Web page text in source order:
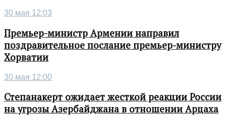
30 мая 12:03
Премьер-министр Армении направил
поздравительное послание премьер-министру
Хорватии
30 мая 12:00
Степанакерт ожидает жесткой реакции России
на угрозы Азербайджана в отношении Арцаха